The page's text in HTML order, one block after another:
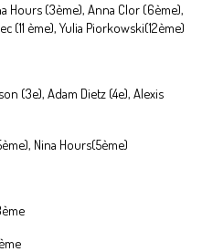
Hours (3ème), Anna Clor (6ème),
(11 ème), Yulia Piorkowski(12ème)
(3e), Adam Dietz (4e), Alexis
Nina Hours(5ème)